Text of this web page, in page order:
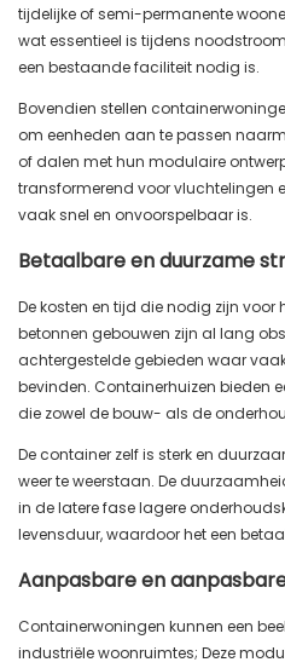
tijdelijke of semi-permanente
wat essentieel is tijdens
een bestaande faciliteit nodig is.
Bovendien stellen
om eenheden aan te passen
of dalen met hun modulaire
transformerend voor vluchtelingen
vaak snel en onvoorspelbaar is.
Betaalbare en duurzame
De kosten en tijd die nodig zijn voor
betonnen gebouwen zijn al lang
achtergestelde gebieden waar
bevinden. Containerhuizen bieden
die zowel de bouw- als de
De container zelf is sterk en
weer te weerstaan. De
in de latere fase lagere
levensduur, waardoor het een
Aanpasbare en
Containerwoningen kunnen een
industriële woonruimtes; Deze